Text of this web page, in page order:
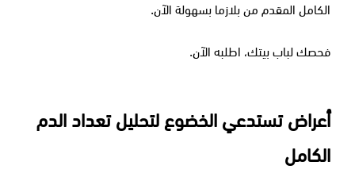
الكامل المقدم من بلازما بسهولة الآن.
فحصك لباب بيتك، اطلبه الآن.
أعراض تستدعي الخضوع لتحليل تعداد الدم
الكامل